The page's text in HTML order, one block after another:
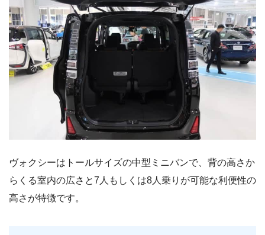
ヴォクシーはトールサイズの中型ミニバンで、背の高さか
らくる室内の広さと7人もしくは8人乗りが可能な利便性の
高さが特徴です。